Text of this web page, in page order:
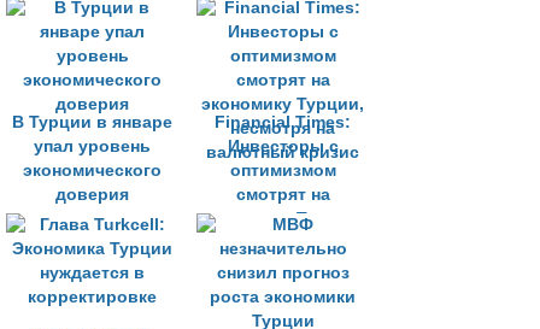
В Турции в январе
упал уровень
экономического
доверия
Financial Times:
Инвесторы с
оптимизмом
смотрят на
экономику Турции,
несмотря на
валютный кризис